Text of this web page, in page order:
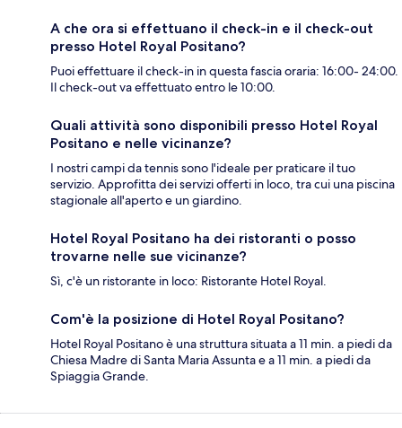
A che ora si effettuano il check-in e il check-out
presso Hotel Royal Positano?
Puoi effettuare il check-in in questa fascia oraria: 16:00- 24:00.
Il check-out va effettuato entro le 10:00.
Quali attività sono disponibili presso Hotel Royal
Positano e nelle vicinanze?
I nostri campi da tennis sono l'ideale per praticare il tuo
servizio. Approfitta dei servizi offerti in loco, tra cui una piscina
stagionale all'aperto e un giardino.
Hotel Royal Positano ha dei ristoranti o posso
trovarne nelle sue vicinanze?
Sì, c'è un ristorante in loco: Ristorante Hotel Royal.
Com'è la posizione di Hotel Royal Positano?
Hotel Royal Positano è una struttura situata a 11 min. a piedi da
Chiesa Madre di Santa Maria Assunta e a 11 min. a piedi da
Spiaggia Grande.